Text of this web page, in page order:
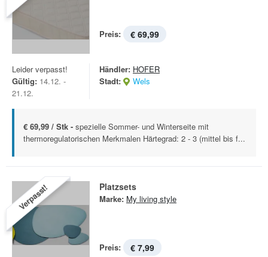
Preis: € 69,99
Leider verpasst!
Gültig: 14.12. -
21.12.
Händler: HOFER
Stadt:
Wels
€ 69,99 / Stk - spezielle Sommer- und Winterseite mit
thermoregulatorischen Merkmalen Härtegrad: 2 - 3 (mittel bis f...
Verpasst! Platzsets
Marke: My living style
Preis: € 7,99